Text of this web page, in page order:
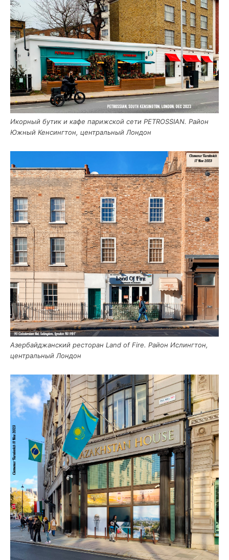
Икор­ный бутик и кафе париж­ской сети PETROSSIAN. Рай­он
Южный Кен­синг­тон, цен­траль­ный Лондон
Азер­бай­джан­ский ресто­ран Land of Fire. Рай­он Ислинг­тон,
цен­траль­ный Лондон